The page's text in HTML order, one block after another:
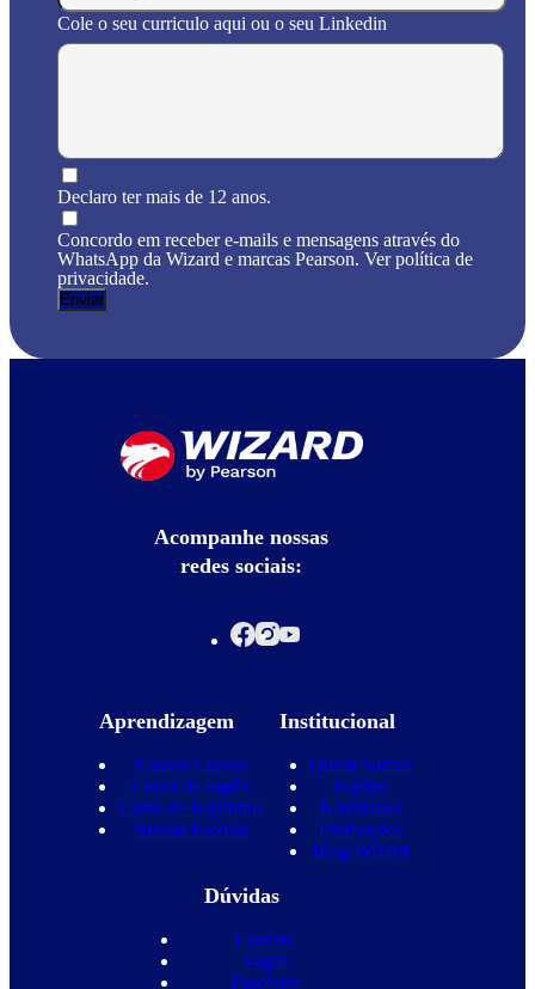
Cole o seu curriculo aqui ou o seu Linkedin
Declaro ter mais de 12 anos.
Concordo em receber e-mails e mensagens através do
WhatsApp da Wizard e marcas Pearson. Ver política de
privacidade.
Acompanhe nossas
redes sociais:
Aprendizagem
Nossos Cursos
Curso de Inglês
Curso de Espanhol
Nossas Escolas
Institucional
Quem Somos
Equipe
Novidades
Promoções
Blog Wizard
Dúvidas
Contato
Vagas
Parcerias